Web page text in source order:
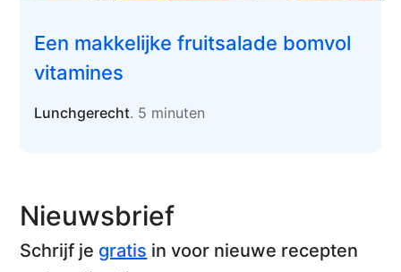
Een makkelijke fruitsalade bomvol
vitamines
Lunchgerecht. 5 minuten
Nieuwsbrief
Schrijf je gratis in voor nieuwe recepten